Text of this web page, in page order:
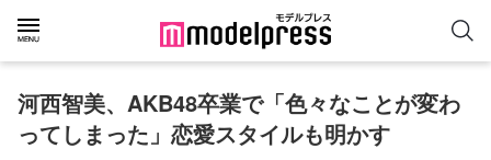
河西智美、AKB48卒業で「色々なことが変わ
ってしまった」恋愛スタイルも明かす